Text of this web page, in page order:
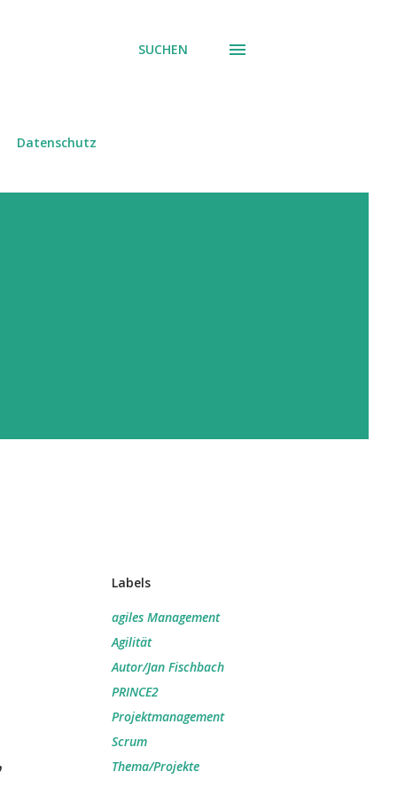
SUCHEN
Datenschutz
Labels
agiles Management
Agilität
Autor/Jan Fischbach
PRINCE2
Projektmanagement
Scrum
Thema/Projekte